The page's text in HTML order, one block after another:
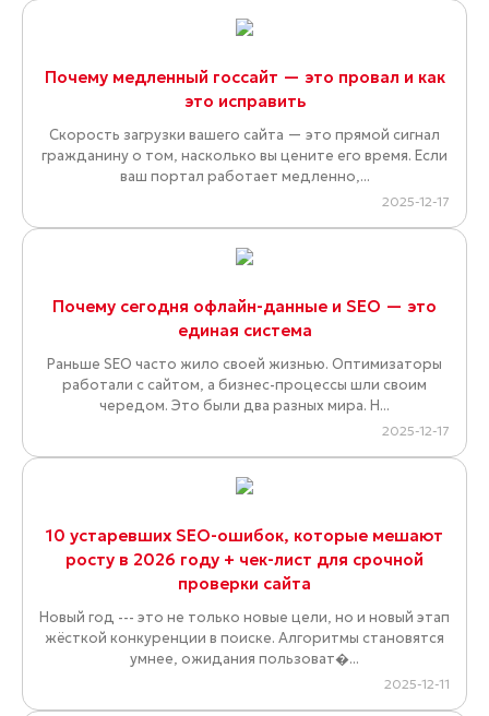
Почему медленный госсайт — это провал и как
это исправить
Скорость загрузки вашего сайта — это прямой сигнал
гражданину о том, насколько вы цените его время. Если
ваш портал работает медленно,...
2025-12-17
Почему сегодня офлайн-данные и SEO — это
единая система
Раньше SEO часто жило своей жизнью. Оптимизаторы
работали с сайтом, а бизнес-процессы шли своим
чередом. Это были два разных мира. Н...
2025-12-17
10 устаревших SEO-ошибок, которые мешают
росту в 2026 году + чек-лист для срочной
проверки сайта
Новый год --- это не только новые цели, но и новый этап
жёсткой конкуренции в поиске. Алгоритмы становятся
умнее, ожидания пользоват�...
2025-12-11